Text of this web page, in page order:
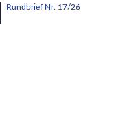
Rundbrief Nr. 17/26